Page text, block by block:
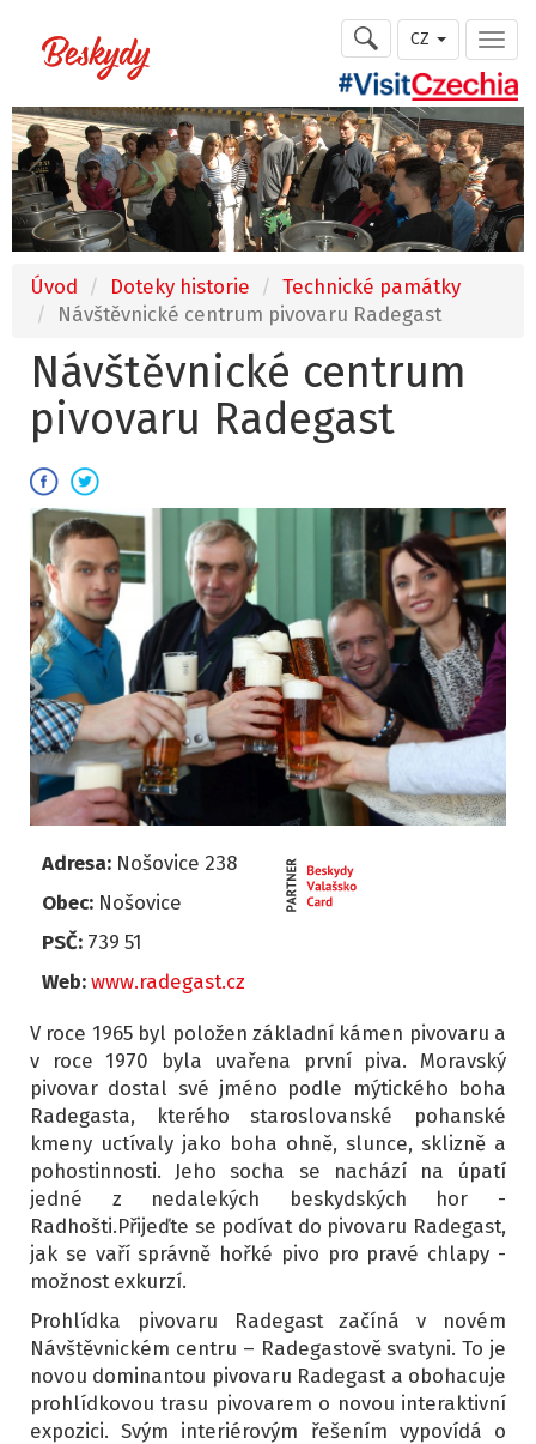
CZ
Úvod Doteky historie
Technické památky
Návštěvnické centrum pivovaru Radegast
Návštěvnické centrum
pivovaru Radegast
Adresa: Nošovice 238
Obec: Nošovice
PSČ: 739 51
Web: www.radegast.cz
V roce 1965 byl položen základní kámen pivovaru a
v roce 1970 byla uvařena první piva. Moravský
pivovar dostal své jméno podle mýtického boha
Radegasta, kterého staroslovanské pohanské
kmeny uctívaly jako boha ohně, slunce, sklizně a
pohostinnosti. Jeho socha se nachází na úpatí
jedné z nedalekých beskydských hor -
Radhošti.Přijeďte se podívat do pivovaru Radegast,
jak se vaří správně hořké pivo pro pravé chlapy -
možnost exkurzí.
Prohlídka pivovaru Radegast začíná v novém
Návštěvnickém centru – Radegastově svatyni. To je
novou dominantou pivovaru Radegast a obohacuje
prohlídkovou trasu pivovarem o novou interaktivní
expozici. Svým interiérovým řešením vypovídá o